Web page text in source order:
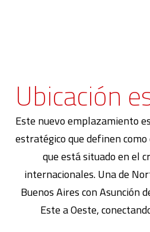
Ubicación
Este nuevo emplazamiento
estratégico que definen
que está situado en el
internacionales. Una de
Buenos Aires con Asunción
Este a Oeste,